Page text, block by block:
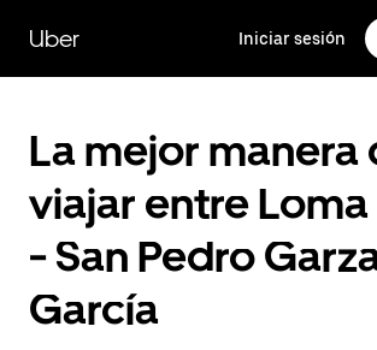
contenido
principal
Uber Iniciar sesión
La mejor manera
viajar entre Loma
- San Pedro
García